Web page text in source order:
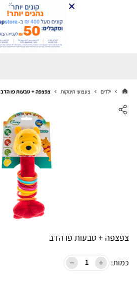
ילדים צעצועי תינוקות צפצפה + טבעות פו הדב
צפצפה + טבעות פו הדב
כמות: